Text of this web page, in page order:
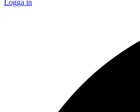
Logga in